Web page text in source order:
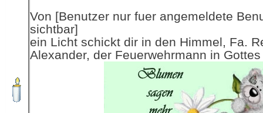
Von [Benutzer nur fuer angemeldete
sichtbar]
ein Licht schickt dir in den Himmel, Fa.
Alexander, der Feuerwehrmann in Gottes